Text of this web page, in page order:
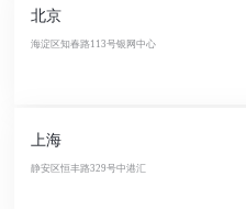
北京
海淀区知春路113号银网中心
上海
静安区恒丰路329号中港汇